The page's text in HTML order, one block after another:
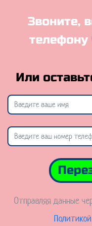
Звоните,
телефону
Или
Отправляя данные